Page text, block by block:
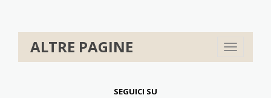
ALTRE PAGINE
Toggle
navigation
SEGUICI SU